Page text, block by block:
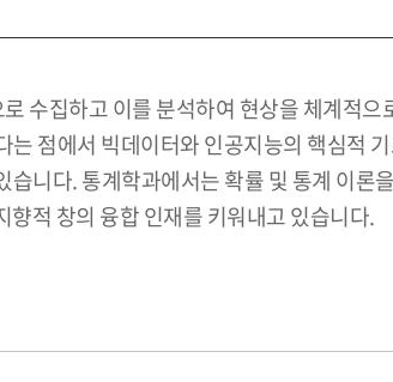
수집하고 이를 분석하여 현상을 체계적
점에서 빅데이터와 인공지능의 핵심적
니다. 통계학과에서는 확률 및 통계 이론
적 창의 융합 인재를 키워내고 있습니다.